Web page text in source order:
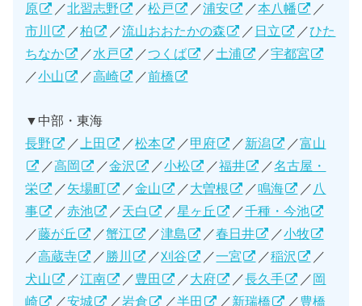
原
／北習志野 ／松戸 ／浦安 ／本八幡
／
市川
／柏 ／流山おおたかの森 ／ 日立 ／ひた
ちなか
／水戸 ／つくば ／土浦 ／宇都宮
／小山 ／高崎 ／前橋
▼中部・東海
長野
／ 上田 ／松本 ／甲府 ／新潟 ／富山
／高岡 ／金沢 ／小松 ／福井 ／名古屋・
栄
／矢場町 ／金山 ／大曽根 ／鳴海 ／ 八
事
／赤池 ／天白 ／星ヶ丘 ／千種・今池
／藤が丘 ／蟹江 ／津島 ／春日井 ／小牧
／高蔵寺 ／勝川 ／刈谷 ／一宮 ／稲沢
／
犬山
／江南 ／豊田 ／大府 ／長久手 ／岡
崎
／安城 ／岩倉 ／半田 ／新瑞橋 ／豊橋